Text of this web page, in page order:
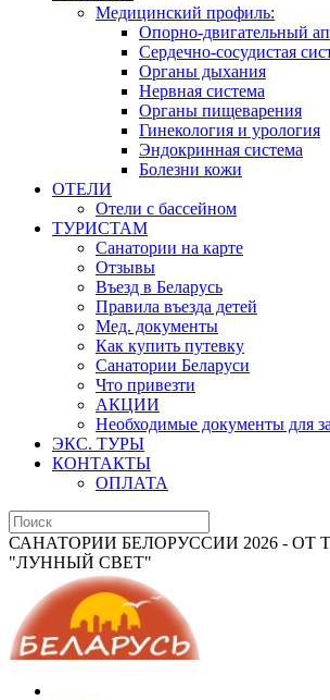
Медицинский профиль:
Опорно-двигательный
Сердечно-сосудистая
Органы дыхания
Нервная система
Органы пищеварения
Гинекология и урология
Эндокринная система
Болезни кожи
ОТЕЛИ
Отели с бассейном
ТУРИСТАМ
Санатории на карте
Отзывы
Въезд в Беларусь
Правила въезда детей
Мед. документы
Как купить путевку
Санатории Беларуси
Что привезти
АКЦИИ
Необходимые документы для
ЭКС. ТУРЫ
КОНТАКТЫ
ОПЛАТА
САНАТОРИИ БЕЛОРУССИИ 2026 - ОТ
"ЛУННЫЙ СВЕТ"